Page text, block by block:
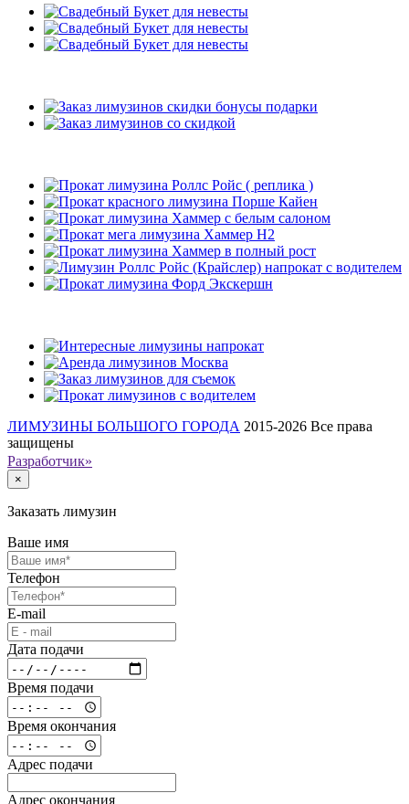
ЛИМУЗИНЫ БОЛЬШОГО ГОРОДА 2015-2026 Все права
защищены
Разработчик»
×
Заказать лимузин
Ваше имя
Телефон
E-mail
Дата подачи
Время подачи
Время окончания
Адрес подачи
Адрес окончания